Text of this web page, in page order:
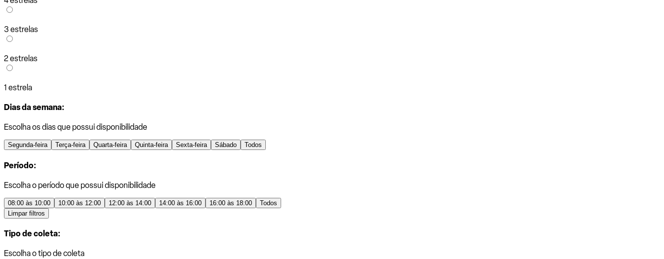
3 estrelas
2 estrelas
1 estrela
Dias da semana:
Escolha os dias que possui disponibilidade
Segunda-feira Terça-feira Quarta-feira Quinta-feira Sexta-feira Sábado Todos
Período:
Escolha o período que possui disponibilidade
08:00 às 10:00 10:00 às 12:00 12:00 às 14:00 14:00 às 16:00 16:00 às 18:00
Todos
Limpar filtros
Tipo de coleta:
Escolha o tipo de coleta